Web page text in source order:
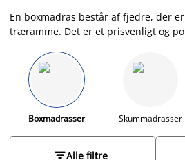
En boxmadras består af fjedre, der
træramme. Det er et prisvenligt og
typer ben. Hos JYSK finder du et
boxmadrasser i de klassiske
180x200, og vi har selvfølgelig også
gøre det nemmere for dig at vælge
samlet nogle gode råd, som du kan
Boxmadrasser Skummadrasser
Alle filtre